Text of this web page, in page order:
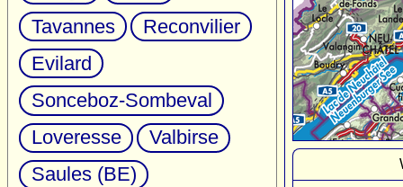
Tavannes
Reconvilier
Evilard
Sonceboz-Sombeval
Loveresse
Valbirse
Saules (BE)